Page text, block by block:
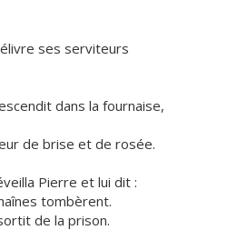
ses serviteurs
dans la fournaise,
de brise et de rosée.
Pierre et lui dit :
tombèrent.
de la prison.